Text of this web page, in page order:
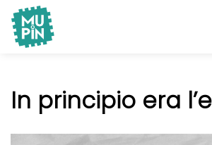
In principio era